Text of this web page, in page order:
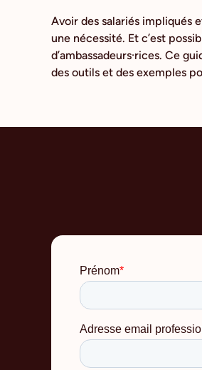
Avoir des salariés impliqués
une nécessité. Et c’est
d’ambassadeurs·rices. Ce
des outils et des exemples